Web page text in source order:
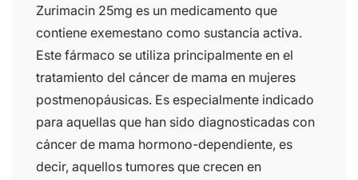
Zurimacin 25mg es un medicamento que
contiene exemestano como sustancia activa.
Este fármaco se utiliza principalmente en el
tratamiento del cáncer de mama en mujeres
postmenopáusicas. Es especialmente indicado
para aquellas que han sido diagnosticadas con
cáncer de mama hormono-dependiente, es
decir, aquellos tumores que crecen en